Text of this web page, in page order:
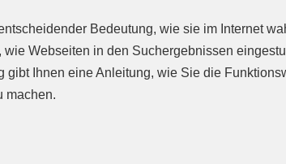
Bedeutung, wie sie im Internet
Webseiten in den Suchergebnissen
Ihnen eine Anleitung, wie Sie die
machen.